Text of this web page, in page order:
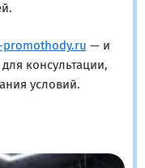
— и
консультации,
условий.